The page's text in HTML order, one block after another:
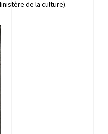
de la culture).